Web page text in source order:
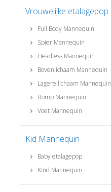
Vrouwelijke etalagepop
Full Body Mannequin
Spier Mannequin
Headless Mannequin
Bovenlichaam Mannequin
Lagere lichaam Mannequin
Romp Mannequin
Voet Mannequin
Kid Mannequin
Baby etalagepop
Kind Mannequin